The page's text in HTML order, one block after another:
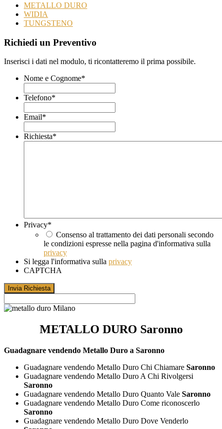
METALLO DURO
WIDIA
TUNGSTENO
Richiedi un Preventivo
Inserisci i dati nel modulo, ti ricontatteremo il prima possibile.
Nome e Cognome*
Telefono*
Email*
Richiesta*
Privacy*
Consenso al trattamento dei dati personali secondo
le condizioni espresse nella pagina d'informativa sulla
privacy
Si legga l'informativa sulla privacy
CAPTCHA
METALLO DURO Saronno
Guadagnare vendendo Metallo Duro a Saronno
Guadagnare vendendo Metallo Duro Chi Chiamare Saronno
Guadagnare vendendo Metallo Duro A Chi Rivolgersi
Saronno
Guadagnare vendendo Metallo Duro Quanto Vale Saronno
Guadagnare vendendo Metallo Duro Come riconoscerlo
Saronno
Guadagnare vendendo Metallo Duro Dove Venderlo